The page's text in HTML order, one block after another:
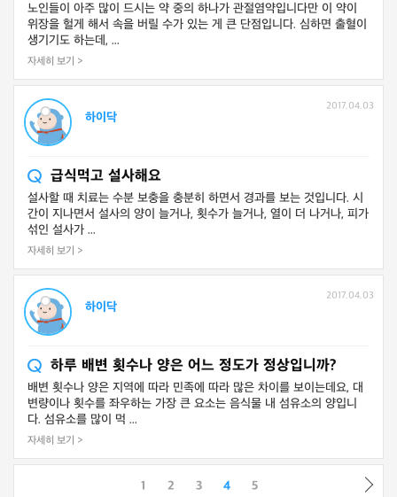
노인들이 아주 많이 드시는 약 중의 하나가 관절염약입니다만 이 약이
위장을 헐게 해서 속을 버릴 수가 있는 게 큰 단점입니다. 심하면 출혈이
생기기도 하는데, ...
자세히 보기 >
하이닥
2017.04.03
급식먹고 설사해요
설사할 때 치료는 수분 보충을 충분히 하면서 경과를 보는 것입니다. 시
간이 지나면서 설사의 양이 늘거나, 횟수가 늘거나, 열이 더 나거나, 피가
섞인 설사가 ...
자세히 보기 >
하이닥
2017.04.03
하루 배변 횟수나 양은 어느 정도가 정상입니까?
배변 횟수나 양은 지역에 따라 민족에 따라 많은 차이를 보이는데요, 대
변량이나 횟수를 좌우하는 가장 큰 요소는 음식물 내 섬유소의 양입니
다. 섬유소를 많이 먹 ...
자세히 보기 >
1 2 3 4 5